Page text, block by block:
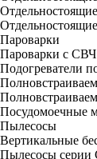
Пароварки
Пароварки с СВЧ
Подогреватели
Посудомоечные
Пылесосы
Вертикальные
Пылесосы серии